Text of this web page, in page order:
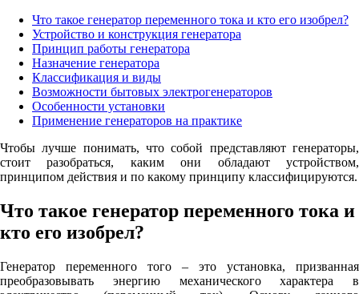
Что такое генератор переменного тока и кто его изобрел?
Устройство и конструкция генератора
Принцип работы генератора
Назначение генератора
Классификация и виды
Возможности бытовых электрогенераторов
Особенности установки
Применение генераторов на практике
Чтобы лучше понимать, что собой представляют генераторы,
стоит разобраться, каким они обладают устройством,
принципом действия и по какому принципу классифицируются.
Что такое генератор переменного тока и
кто его изобрел?
Генератор переменного того – это установка, призванная
преобразовывать энергию механического характера в